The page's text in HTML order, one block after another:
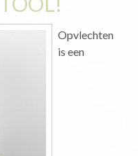
Opvlechten
is een